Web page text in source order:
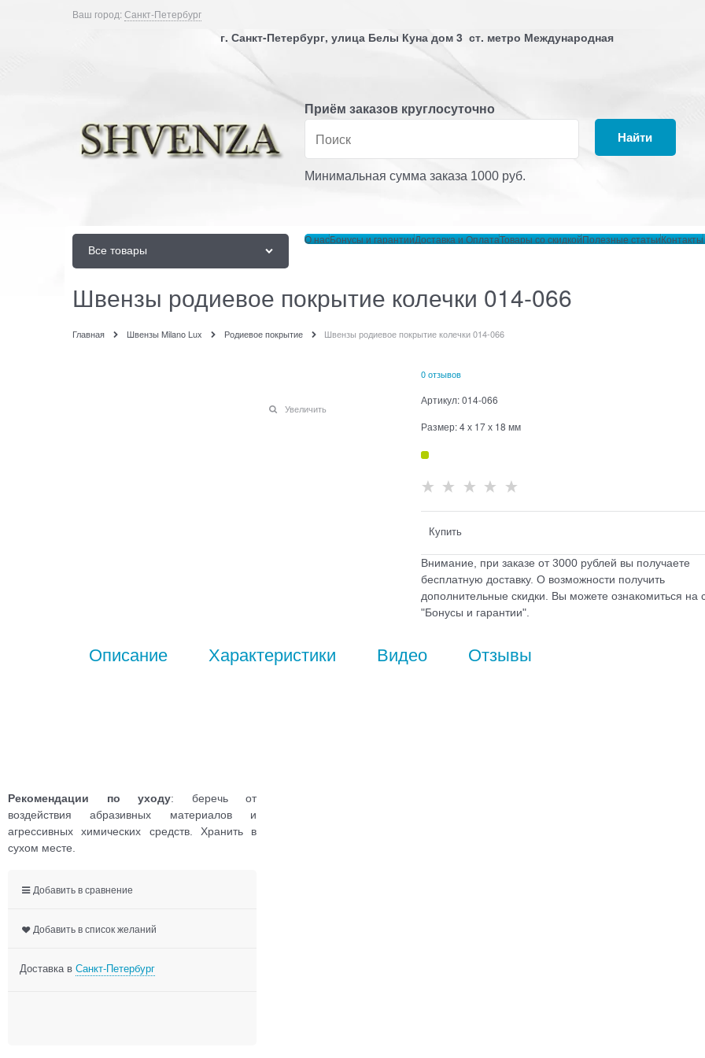
Ваш город:Санкт-Петербург
г. Санкт-Петербург, улица Белы Куна дом 3 ст. метро Международная
Приём заказов круглосуточно
Найти
Минимальная сумма заказа 1000 руб.
Все товары
О насБонусы и гарантииДоставка и ОплатаТовары со скидкойПолезные статьиКонтакты
Швензы родиевое покрытие колечки 014-066
Главная Швензы Milano Lux Родиевое покрытие Швензы родиевое покрытие колечки 014-066
Увеличить
0 отзывов
Артикул:014-066
Размер:4 х 17 х 18 мм
Купить
Внимание, при заказе от 3000 рублей вы получаете
бесплатную доставку. О возможности получить
дополнительные скидки. Вы можете ознакомиться на
"Бонусы и гарантии".
Описание Характеристики Видео Отзывы
Рекомендации по уходу: беречь от
воздействия абразивных материалов и
агрессивных химических средств. Хранить в
сухом месте.
Добавить в сравнение
Добавить в список желаний
Доставка в Санкт-Петербург